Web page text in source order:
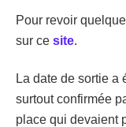
Pour revoir
sur ce site.
La date de sortie a
surtout confirmée
place qui devaient